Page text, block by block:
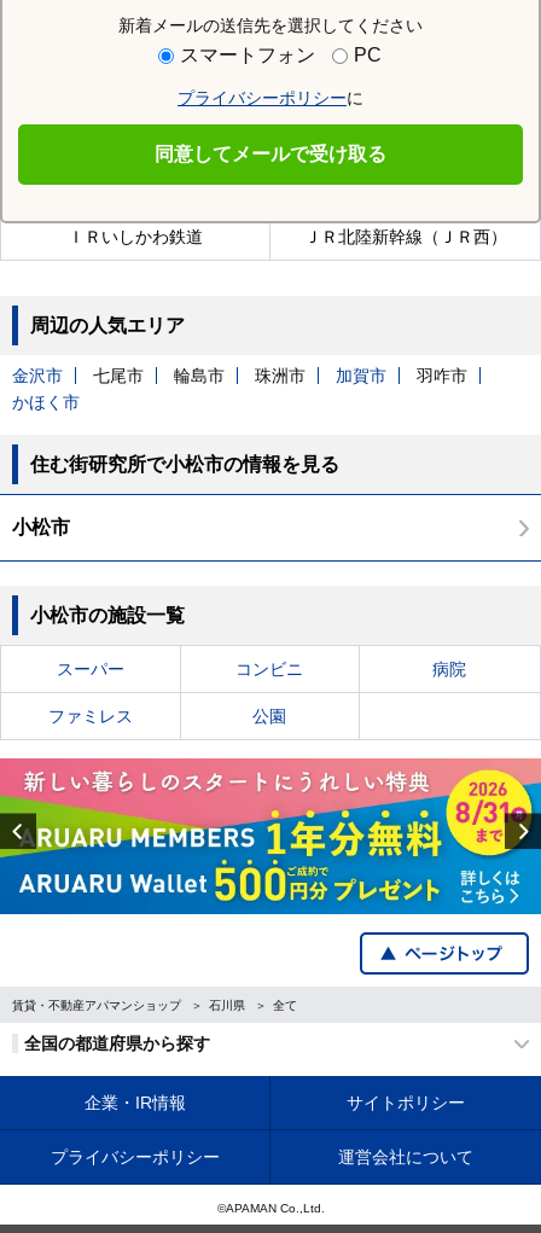
新着メールの送信先を選択してください
スマートフォン PC
プライバシーポリシーに
同意してメールで受け取る
小松駅
小松市を通る沿線
ＩＲいしかわ鉄道 ＪＲ北陸新幹線（ＪＲ西）
周辺の人気エリア
金沢市 七尾市 輪島市 珠洲市 加賀市
羽咋市
かほく市
住む街研究所で小松市の情報を見る
小松市
小松市の施設一覧
スーパー コンビニ 病院
ファミレス 公園
Previous
賃貸・不動産アパマンショップ 石川県 全て
全国の都道府県から探す
企業・IR情報 サイトポリシー
プライバシーポリシー 運営会社について
©APAMAN Co.,Ltd.